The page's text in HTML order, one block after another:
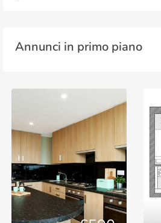
Annunci in primo piano